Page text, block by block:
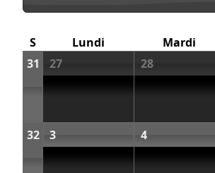
S
Lundi Mardi
31
27 28
32 3 4